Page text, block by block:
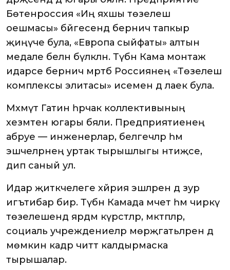
Бөтенроссия «Иң яхшы төзелеш
оешмасы» бәйгесендә берничә тапкыр
җиңүче була, «Европа сыйфаты» алтын
медале белән бүләкләнә. Түбән Кама монтаж
идарәсе берничә мәртәбә Россиянең «Төзелеш
комплексы элитасы» исеменә дә лаек була.
Мәхмүт Гатин һәрчак коллективының
хезмәтен югары бәяли. Предприятиенең
абруе — инженерлар, белгечләр һәм
эшчеләрнең уртак тырышлыгы нәтиҗәсе,
дип саный ул.
Идарә җитәкчелеге хәйрия эшләренә дә зур
игътибар бирә. Түбән Камада мәчет һәм чиркәү
төзелешендә ярдәм күрсәтәләр, мәктәпләр,
социаль учреждениеләр мөрәҗәгатьләрен дә
мөмкин кадәр читтә калдырмаска
тырышалар.